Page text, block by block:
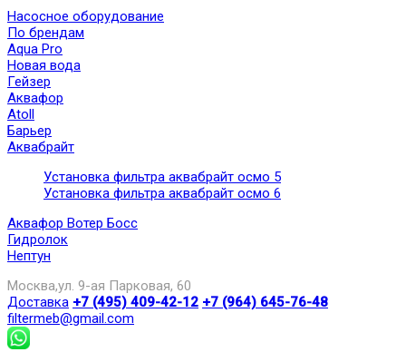
Насосное оборудование
По брендам
Aqua Pro
Новая вода
Гейзер
Аквафор
Atoll
Барьер
Аквабрайт
Установка фильтра аквабрайт осмо 5
Установка фильтра аквабрайт осмо 6
Аквафор Вотер Босс
Гидролок
Нептун
Москва,ул. 9-ая Парковая, 60
Доставка +7 (495) 409-42-12 +7 (964) 645-76-48
filtermeb@gmail.com